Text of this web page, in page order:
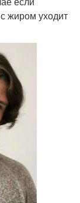
жиром уходит